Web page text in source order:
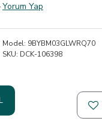
Yorum Yap
Model: 9BYBM03GLWRQ70
SKU: DCK-106398